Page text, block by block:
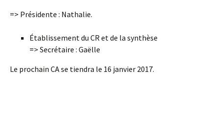
=> Présidente : Nathalie.
Établissement du CR et de la synthèse
=> Secrétaire : Gaëlle
Le prochain CA se tiendra le 16 janvier 2017.